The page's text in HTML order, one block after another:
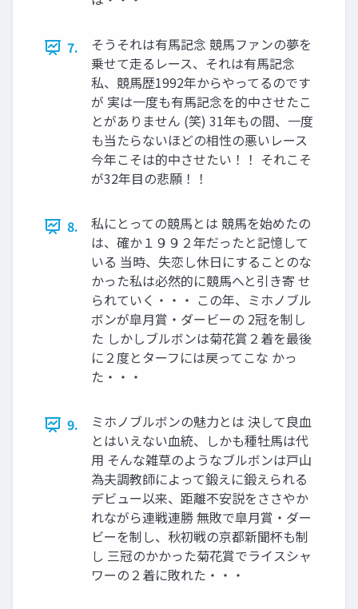
7.
そうそれは有馬記念 競馬ファンの夢を
乗せて走るレース、それは有馬記念
私、競馬歴1992年からやってるのです
が 実は一度も有馬記念を的中させたこ
とがありません (笑) 31年もの間、一度
も当たらないほどの相性の悪いレース
今年こそは的中させたい！！ それこそ
が32年目の悲願！！
8.
私にとっての競馬とは 競馬を始めたの
は、確か１９９２年だったと記憶して
いる 当時、失恋し休日にすることのな
かった私は必然的に競馬へと引き寄 せ
られていく・・・ この年、ミホノブル
ボンが皐月賞・ダービーの 2冠を制し
た しかしブルボンは菊花賞２着を最後
に２度とターフには戻ってこな かっ
た・・・
9.
ミホノブルボンの魅力とは 決して良血
とはいえない血統、しかも種牡馬は代
用 そんな雑草のようなブルボンは戸山
為夫調教師によって鍛えに鍛えられる
デビュー以来、距離不安説をささやか
れながら連戦連勝 無敗で皐月賞・ダー
ビーを制し、秋初戦の京都新聞杯も制
し 三冠のかかった菊花賞でライスシャ
ワーの２着に敗れた・・・